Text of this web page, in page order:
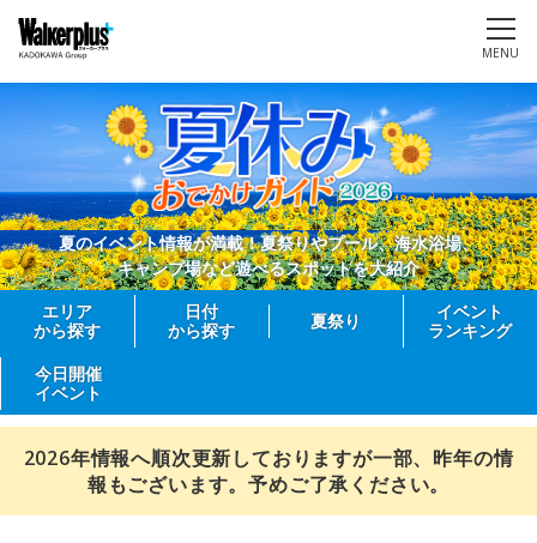
MENU
夏のイベント情報が満載！夏祭りやプール、海水浴場、
キャンプ場など遊べるスポットを大紹介
エリア
から探す
日付
から探す
夏祭り
イベント
ランキング
今日開催
イベント
2026年情報へ順次更新しておりますが一部、昨年の情
報もございます。予めご了承ください。